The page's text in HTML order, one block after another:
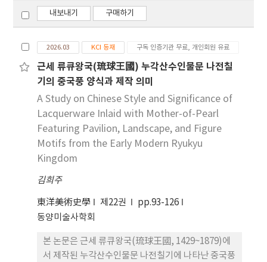
내보내기 구매하기
2026.03 KCI 등재 구독 인증기관 무료, 개인회원 유료
근세 류큐왕국(琉球王國) 누각산수인물문 나전칠
기의 중국풍 양식과 제작 의미
A Study on Chinese Style and Significance of
Lacquerware Inlaid with Mother-of-Pearl
Featuring Pavilion, Landscape, and Figure
Motifs from the Early Modern Ryukyu
Kingdom
김희주
東洋美術史學 제22권
pp.93-126
동양미술사학회
본 논문은 근세 류큐왕국(琉球王國, 1429~1879)에
서 제작된 누각산수인물문 나전칠기에 나타난 중국풍